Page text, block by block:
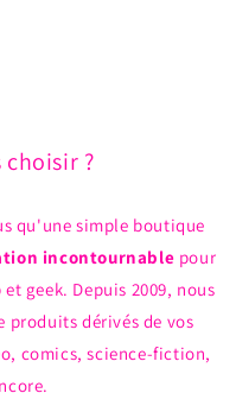
?
qu'une simple boutique
incontournable pour
geek. Depuis 2009, nous
produits dérivés de vos
comics, science-fiction,